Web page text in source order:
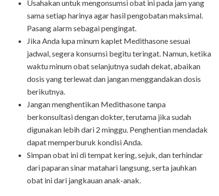
Usahakan untuk mengonsumsi obat ini pada jam yang
sama setiap harinya agar hasil pengobatan maksimal.
Pasang alarm sebagai pengingat.
Jika Anda lupa minum kaplet Medithasone sesuai
jadwal, segera konsumsi begitu teringat. Namun, ketika
waktu minum obat selanjutnya sudah dekat, abaikan
dosis yang terlewat dan jangan menggandakan dosis
berikutnya.
Jangan menghentikan Medithasone tanpa
berkonsultasi dengan dokter, terutama jika sudah
digunakan lebih dari 2 minggu. Penghentian mendadak
dapat memperburuk kondisi Anda.
Simpan obat ini di tempat kering, sejuk, dan terhindar
dari paparan sinar matahari langsung, serta jauhkan
obat ini dari jangkauan anak-anak.